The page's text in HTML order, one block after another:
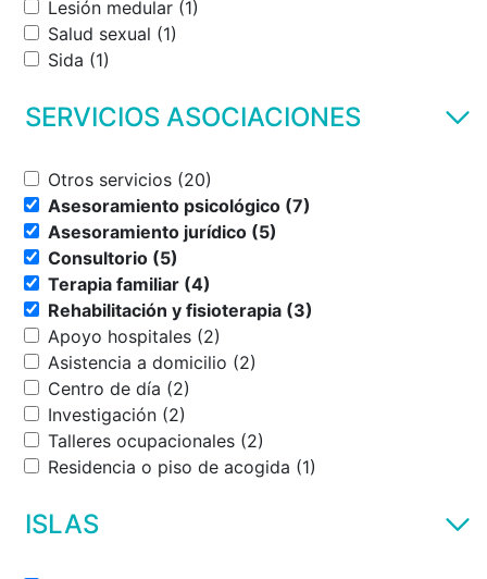
Lesión medular (1)
Salud sexual (1)
Sida (1)
SERVICIOS ASOCIACIONES
Otros servicios (20)
Asesoramiento psicológico (7)
Asesoramiento jurídico (5)
Consultorio (5)
Terapia familiar (4)
Rehabilitación y fisioterapia (3)
Apoyo hospitales (2)
Asistencia a domicilio (2)
Centro de día (2)
Investigación (2)
Talleres ocupacionales (2)
Residencia o piso de acogida (1)
ISLAS